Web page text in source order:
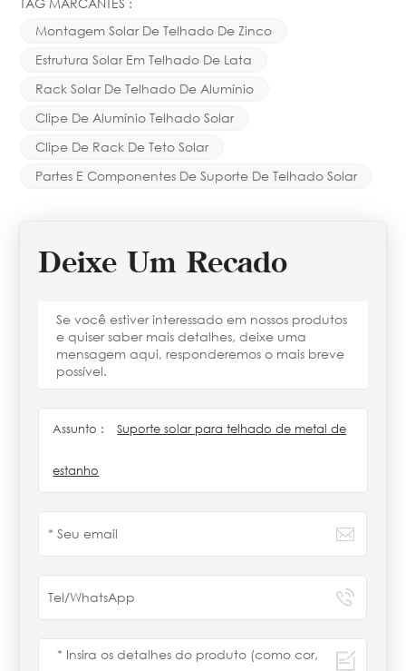
TAG MARCANTES :
Montagem Solar De Telhado De Zinco
Estrutura Solar Em Telhado De Lata
Rack Solar De Telhado De Alumínio
Clipe De Alumínio Telhado Solar
Clipe De Rack De Teto Solar
Partes E Componentes De Suporte De Telhado Solar
Deixe Um Recado
Se você estiver interessado em nossos produtos
e quiser saber mais detalhes, deixe uma
mensagem aqui, responderemos o mais breve
possível.
Assunto : Suporte solar para telhado de metal de
estanho